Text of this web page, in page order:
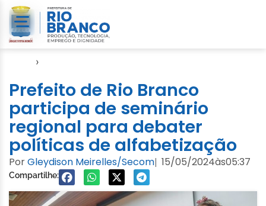
›
Prefeito de Rio Branco
participa de seminário
regional para debater
políticas de alfabetização
PorGleydison Meirelles/Secom| 15/05/2024às05:37
Compartilhe: